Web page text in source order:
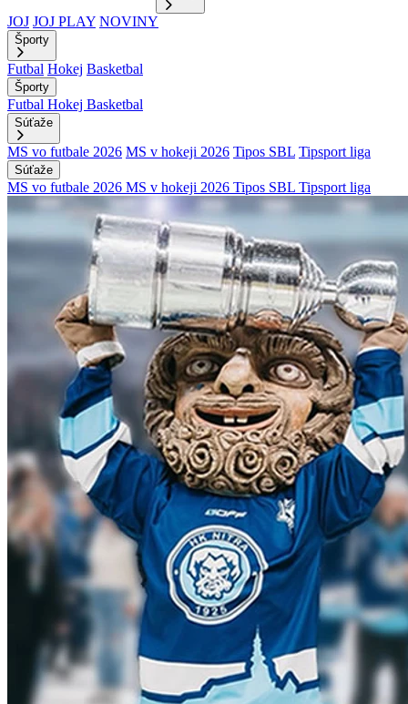
JOJ JOJ PLAY NOVINY
Športy
Futbal Hokej Basketbal
Športy
Futbal Hokej Basketbal
Súťaže
MS vo futbale 2026 MS v hokeji 2026 Tipos SBL Tipsport liga
Súťaže
MS vo futbale 2026 MS v hokeji 2026 Tipos SBL Tipsport liga